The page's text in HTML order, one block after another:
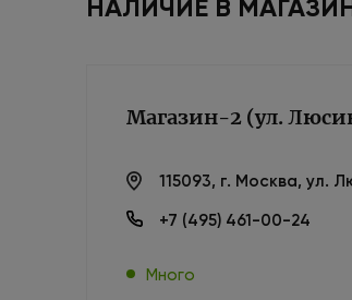
НАЛИЧИЕ В
Магазин-2 (ул.
115093, г. Москва, ул.
+7 (495) 461-00-24
Много